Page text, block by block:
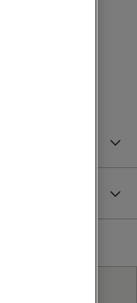
fakturan?